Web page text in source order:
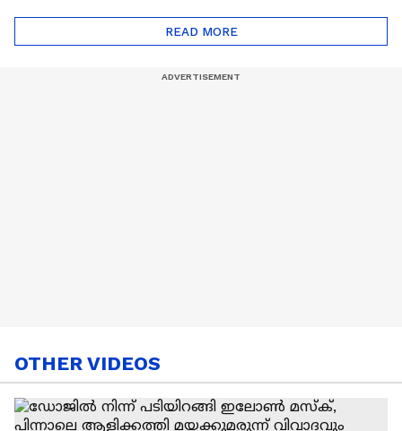
ട്രെൻഡിനെക്കുറിച്ച് |
Nail Art | Trends Cafe
Cancer
READ MORE
OTHER VIDEOS